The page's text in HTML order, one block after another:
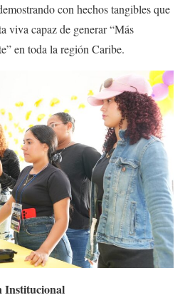
con hechos tangibles que
viva capaz de generar “Más
en toda la región Caribe.
Institucional